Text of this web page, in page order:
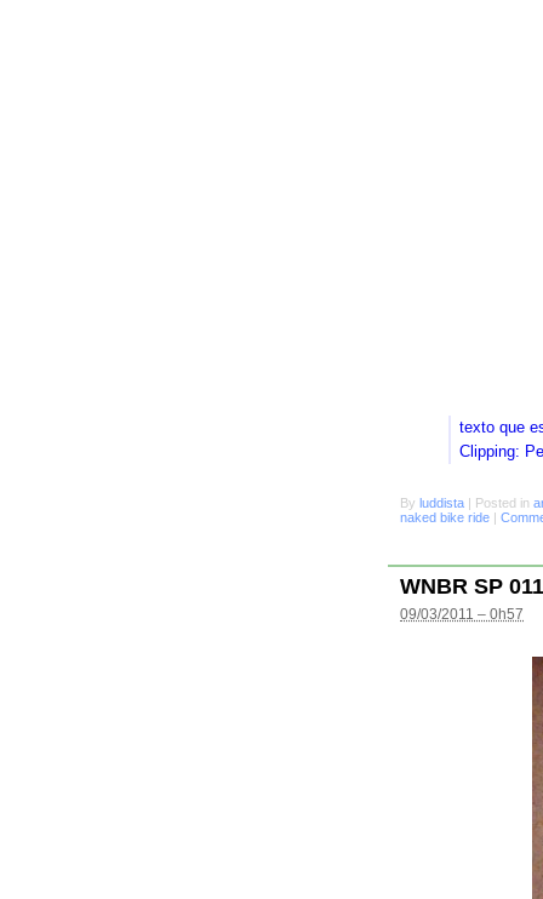
texto que
Clipping:
By luddista | Posted in
naked bike ride |
WNBR SP 011
09/03/2011 – 0h57